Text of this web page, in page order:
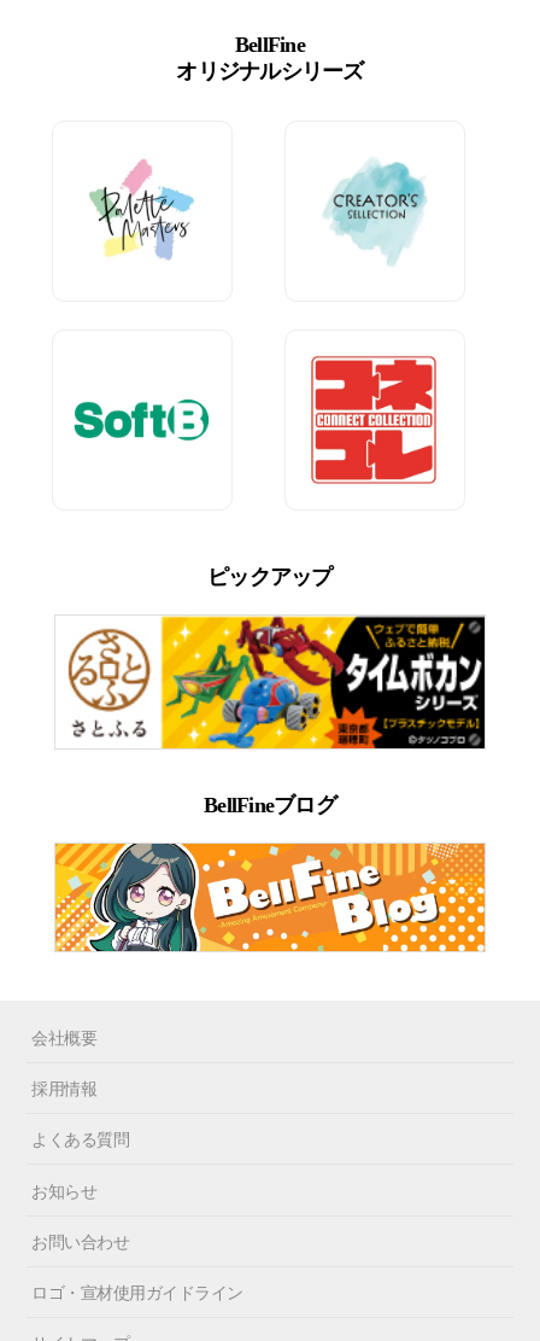
BellFine
オリジナルシリーズ
ピックアップ
BellFineブログ
会社概要
採用情報
よくある質問
お知らせ
お問い合わせ
ロゴ・宣材使用ガイドライン